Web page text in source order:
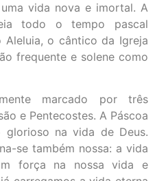
vida nova e imortal. A
todo o tempo pascal
o cântico da Igreja
frequente e solene como
marcado por três
e Pentecostes. A Páscoa
na vida de Deus.
se também nossa: a vida
força na nossa vida e